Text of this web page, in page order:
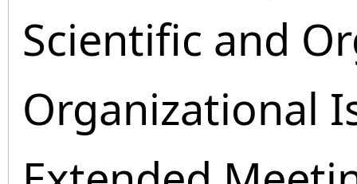
Scientific and
Organizational